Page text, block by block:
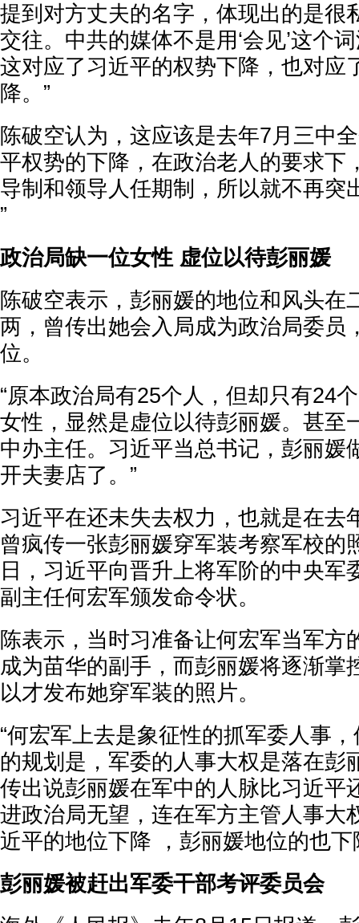
提到对方丈夫的名字，体现出的是很
交往。中共的媒体不是用‘会见’这个
这对应了习近平的权势下降，也对应
降。”
陈破空认为，这应该是去年7月三中
平权势的下降，在政治老人的要求下
导制和领导人任期制，所以就不再突
”
政治局缺一位女性 虚位以待彭丽媛
陈破空表示，彭丽媛的地位和风头在
两，曾传出她会入局成为政治局委员
位。
“原本政治局有25个人，但却只有24
女性，显然是虚位以待彭丽媛。甚至
中办主任。习近平当总书记，彭丽媛
开夫妻店了。”
习近平在还未失去权力，也就是在去
曾疯传一张彭丽媛穿军装考察军校的
日，习近平向晋升上将军阶的中央军
副主任何宏军颁发命令状。
陈表示，当时习准备让何宏军当军方
成为苗华的副手，而彭丽媛将逐渐掌
以才发布她穿军装的照片。
“何宏军上去是象征性的抓军委人事
的规划是，军委的人事大权是落在彭
传出说彭丽媛在军中的人脉比习近平
进政治局无望，连在军方主管人事大
近平的地位下降 ，彭丽媛地位的也下
彭丽媛被赶出军委干部考评委员会